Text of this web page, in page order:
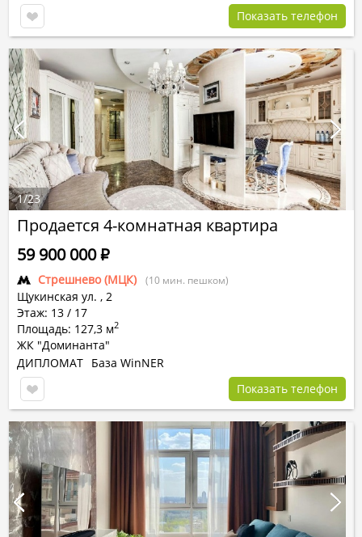
Показать телефон
Продается 4-комнатная квартира
Стрешнево (МЦК) (10 мин. пешком)
Щукинская ул. , 2
Этаж: 13 / 17
Площадь: 127,3 м2
ЖК "Доминанта"
59 900 000Р
ДИПЛОМАТ База WinNER
Показать телефон
1/23